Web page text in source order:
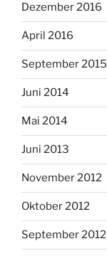
Dezember 2016
April 2016
September 2015
Juni 2014
Mai 2014
Juni 2013
November 2012
Oktober 2012
September 2012